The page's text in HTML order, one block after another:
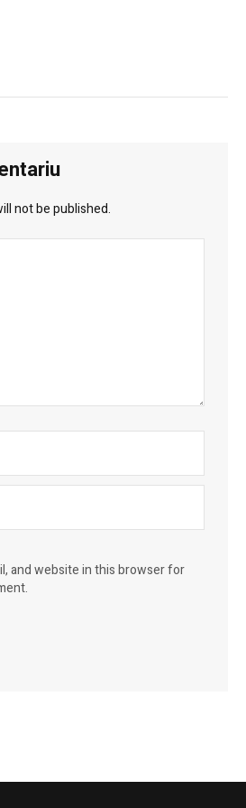
not be published.
and website in this browser for